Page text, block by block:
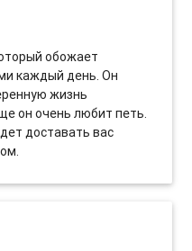
обожает
каждый день. Он
жизнь
он очень любит петь.
доставать вас